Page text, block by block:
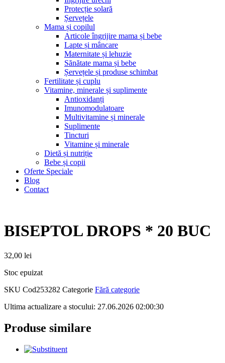
Protecție solară
Șervețele
Mama și copilul
Articole îngrijire mama și bebe
Lapte și mâncare
Maternitate și lehuzie
Sănătate mama și bebe
Șervețele și produse schimbat
Fertilitate și cuplu
Vitamine, minerale și suplimente
Antioxidanți
Imunomodulatoare
Multivitamine și minerale
Suplimente
Tincturi
Vitamine și minerale
Dietă și nutriție
Bebe și copii
Oferte Speciale
Blog
Contact
BISEPTOL DROPS * 20 BUC
32,00 lei
Stoc epuizat
SKU Cod253282 Categorie Fără categorie
Ultima actualizare a stocului: 27.06.2026 02:00:30
Produse similare